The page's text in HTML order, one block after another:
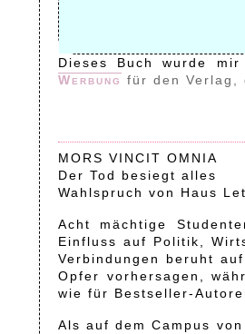
Dieses Buch wurde
Werbung für den Verlag,
MORS VINCIT OMNIA
Der Tod besiegt alles
Wahlspruch von Haus
Acht mächtige
Einfluss auf Politik,
Verbindungen beruht
Opfer vorhersagen,
wie für Bestseller-
Als auf dem Campus